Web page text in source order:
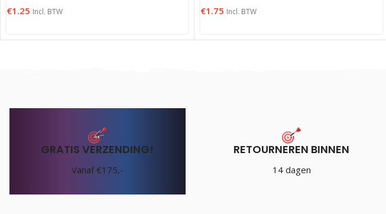
€1.25 Incl. BTW €1.75 Incl. BTW
GRATIS VERZENDING!
Vanaf €175,-
RETOURNEREN BINNEN
14 dagen